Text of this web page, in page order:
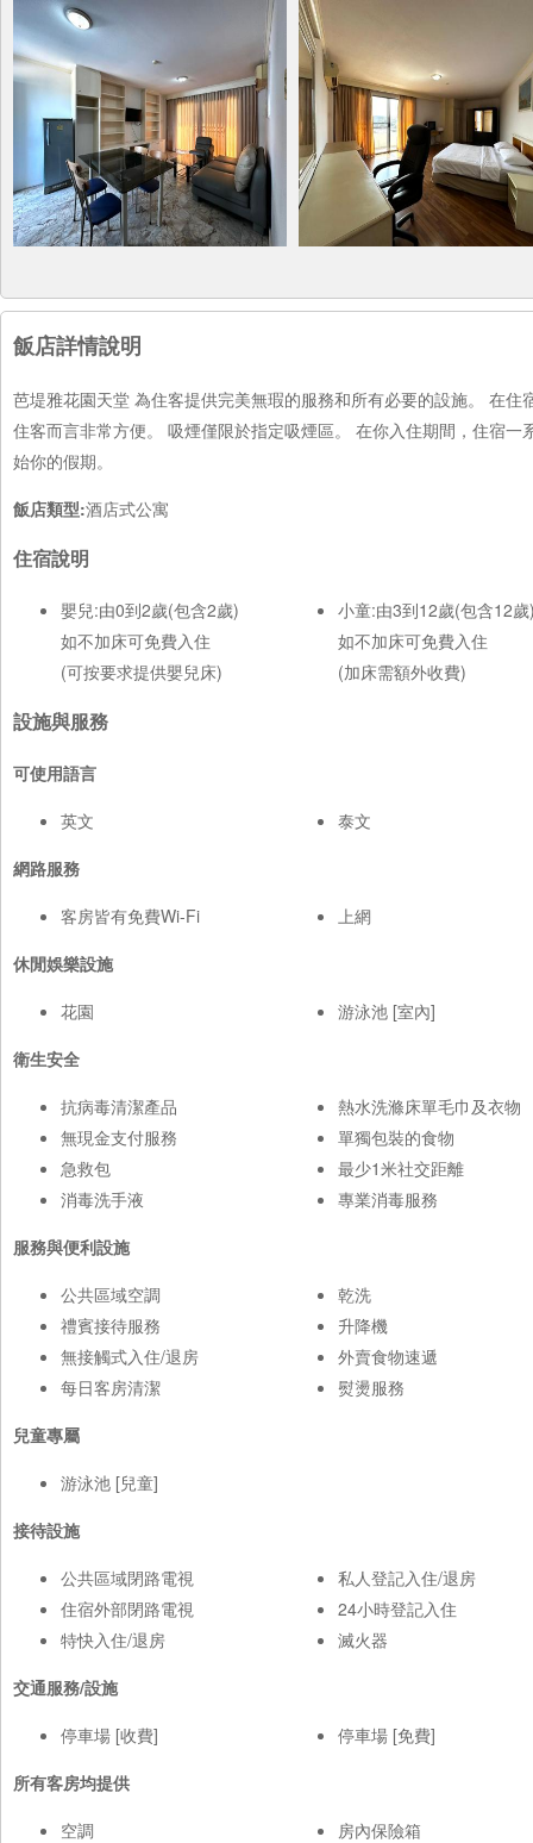
飯店詳情說明
芭堤雅花園天堂 為住客提供完美無瑕的服務和所有必要的設施。 在
住客而言非常方便。 吸煙僅限於指定吸煙區。 在你入住期間，住宿
始你的假期。
飯店類型:酒店式公寓
住宿說明
嬰兒:由0到2歲(包含2歲)
如不加床可免費入住
(可按要求提供嬰兒床)
小童:由3到12歲(包含12
如不加床可免費入住
(加床需額外收費)
設施與服務
可使用語言
英文
泰文
網路服務
客房皆有免費Wi-Fi
上網
休閒娛樂設施
花園
游泳池 [室內]
衛生安全
抗病毒清潔產品
無現金支付服務
急救包
消毒洗手液
熱水洗滌床單毛巾及衣物
單獨包裝的食物
最少1米社交距離
專業消毒服務
服務與便利設施
公共區域空調
禮賓接待服務
無接觸式入住/退房
每日客房清潔
乾洗
升降機
外賣食物速遞
熨燙服務
兒童專屬
游泳池 [兒童]
接待設施
公共區域閉路電視
住宿外部閉路電視
特快入住/退房
私人登記入住/退房
24小時登記入住
滅火器
交通服務/設施
停車場 [收費]
停車場 [免費]
所有客房均提供
空調
房內保險箱